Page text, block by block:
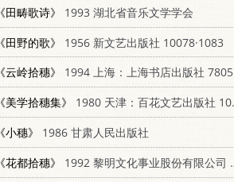
《田畴歌诗》
1993 湖北省音乐文学学会
《田野的歌》
1956 新文艺出版社 10078·1083
《云岭拾穗》
1994 上海：上海书店出版社 7805699372
《美学拾穗集》
1980 天津：百花文艺出版社 10151·520
《小穗》
1986 甘肃人民出版社
《花都拾穗》
1992 黎明文化事业股份有限公司 9571601691